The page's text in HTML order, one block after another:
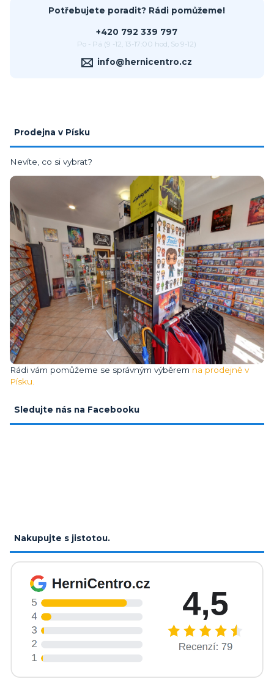
Potřebujete poradit? Rádi pomůžeme!
+420 792 339 797
Po - Pá (9 -12, 13-17:00 hod, So 9-12)
info@hernicentro.cz
Prodejna v Písku
Nevíte, co si vybrat?
Rádi vám pomůžeme se správným výběrem na prodejně v
Písku.
Sledujte nás na Facebooku
Nakupujte s jistotou.